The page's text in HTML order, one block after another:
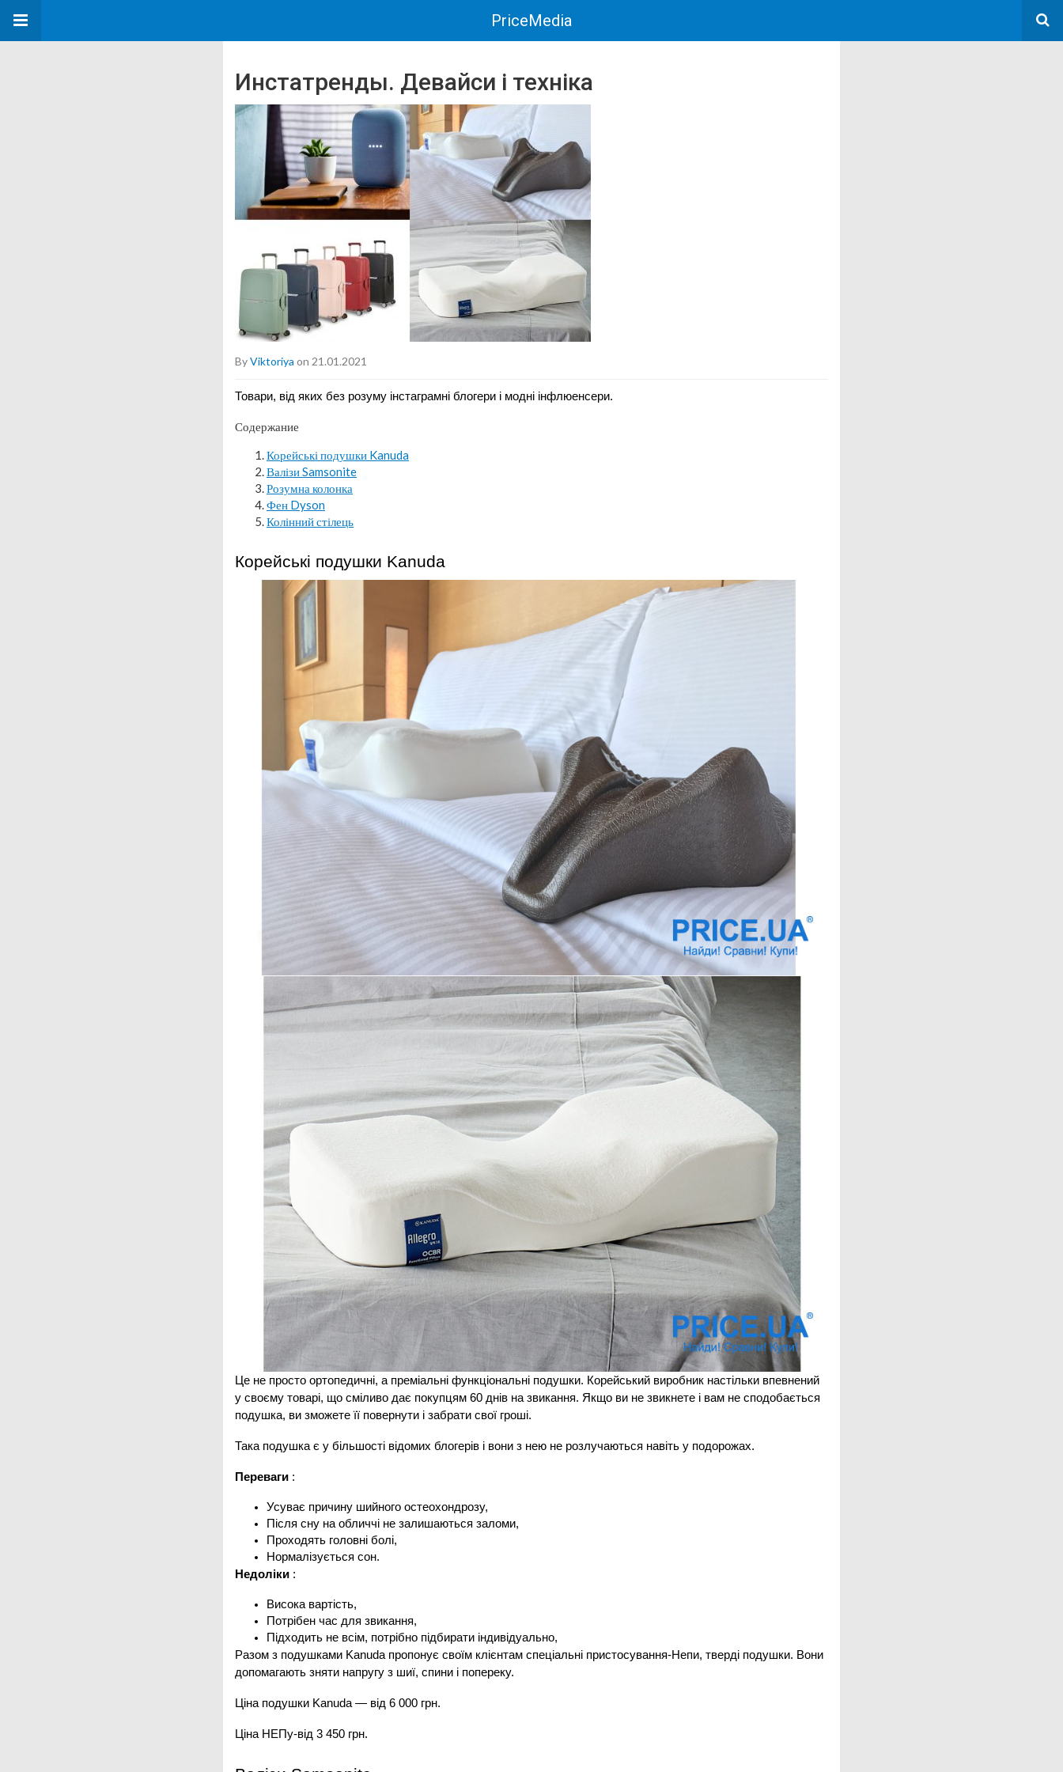
PriceMedia
Инстатренды. Девайси і техніка
ByViktoriya on 21.01.2021
Товари, від яких без розуму інстаграмні блогери і модні інфлюенсери.
Содержание
Корейські подушки Kanuda
Валізи Samsonite
Розумна колонка
Фен Dyson
Колінний стілець
Корейські подушки Kanuda
Це не просто ортопедичні, а преміальні функціональні подушки. Корейський виробник настільки впевнений
у своєму товарі, що сміливо дає покупцям 60 днів на звикання. Якщо ви не звикнете і вам не сподобається
подушка, ви зможете її повернути і забрати свої гроші.
Така подушка є у більшості відомих блогерів і вони з нею не розлучаються навіть у подорожах.
Переваги :
Усуває причину шийного остеохондрозу,
Після сну на обличчі не залишаються заломи,
Проходять головні болі,
Нормалізується сон.
Недоліки :
Висока вартість,
Потрібен час для звикання,
Підходить не всім, потрібно підбирати індивідуально,
Разом з подушками Kanuda пропонує своїм клієнтам спеціальні пристосування-Непи, тверді подушки. Вони
допомагають зняти напругу з шиї, спини і попереку.
Ціна подушки Kanuda — від 6 000 грн.
Ціна НЕПу-від 3 450 грн.